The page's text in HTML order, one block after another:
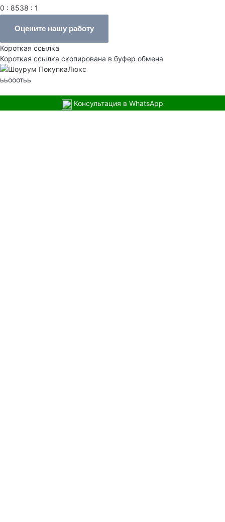
0 : 8538 : 1
Оцените нашу работу
Короткая ссылка
Короткая ссылка скопирована в буфер обмена
ььооотьь
Консультация в WhatsApp